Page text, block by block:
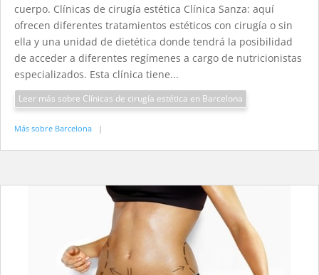
cuerpo. Clínicas de cirugía estética Clínica Sanza: aquí
ofrecen diferentes tratamientos estéticos con cirugía o sin
ella y una unidad de dietética donde tendrá la posibilidad
de acceder a diferentes regímenes a cargo de nutricionistas
especializados. Esta clínica tiene...
Leer más sobre Clínicas de cirugía estética en Barcelona
Más sobre Barcelona |